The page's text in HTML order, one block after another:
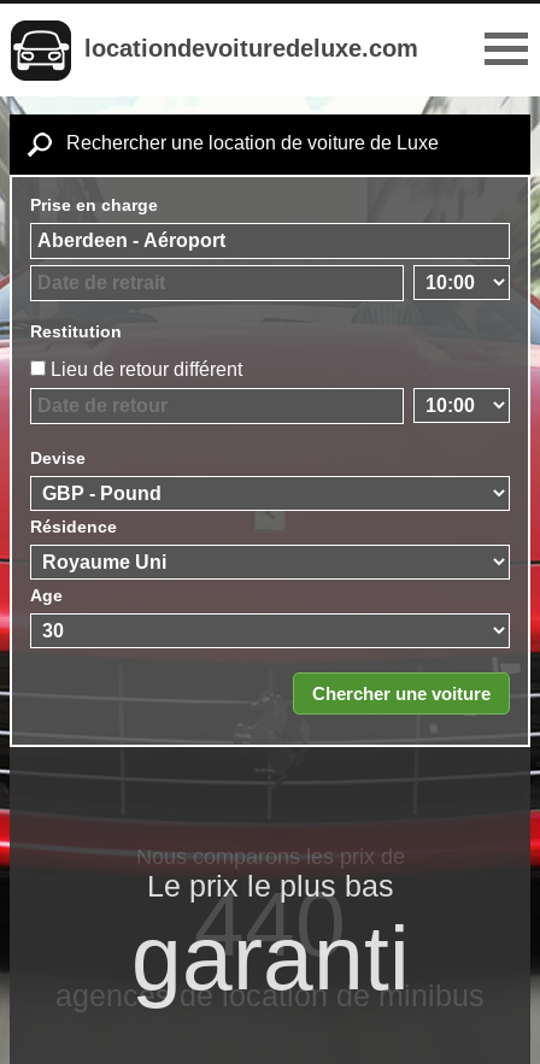
locationdevoituredeluxe.com
Rechercher une location de voiture de Luxe
Prise en charge
Restitution
Lieu de retour différent
Devise
Résidence
Age
Le prix le​ plus bas
garanti